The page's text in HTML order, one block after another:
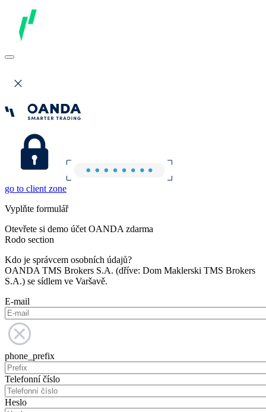
go to client zone
Vyplňte formulář
Otevřete si demo účet OANDA zdarma
Rodo section
Kdo je správcem osobních údajů?
OANDA TMS Brokers S.A. (dříve: Dom Maklerski TMS Brokers
S.A.) se sídlem ve Varšavě.
E-mail
phone_prefix
Telefonní číslo
Heslo